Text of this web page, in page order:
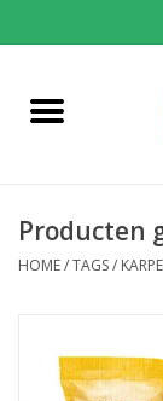
Home
Soaks & Dips
Producten
HOME/TAGS/